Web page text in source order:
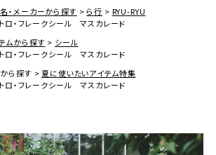
・メーカーから探す ら行
RYU-RYU
ロ・フレークシール マスカレード
ムから探す
シール
ロ・フレークシール マスカレード
ら探す
夏に使いたいアイテム特集
ロ・フレークシール マスカレード